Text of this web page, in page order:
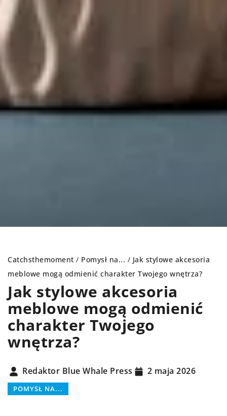
Catchsthemoment / Pomysł na... / Jak stylowe akcesoria
meblowe mogą odmienić charakter Twojego wnętrza?
Jak stylowe akcesoria
meblowe mogą odmienić
charakter Twojego
wnętrza?
Redaktor Blue Whale Press 2 maja 2026
POMYSŁ NA...